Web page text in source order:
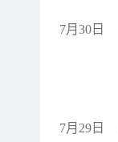
7月30日
7月29日